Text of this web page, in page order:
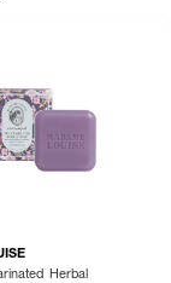
Herbal